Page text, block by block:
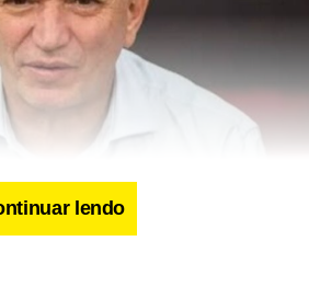
lendo